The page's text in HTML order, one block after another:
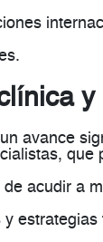
.
avance
que
acudir a
estrategias